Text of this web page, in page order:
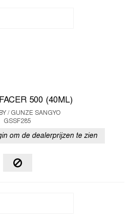
500 (40ML)
/ GUNZE SANGYO
GSSF285
om de dealerprijzen te zien